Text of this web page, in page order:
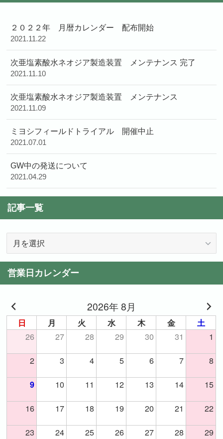
２０２２年 月暦カレンダー 配布開始
2021.11.22
次亜塩素酸水ネオジア製造装置 メンテナンス 完了
2021.11.10
次亜塩素酸水ネオジア製造装置 メンテナンス
2021.11.09
ミヨシフィールドトライアル 開催中止
2021.07.01
GW中の発送について
2021.04.29
記事一覧
一
覧
営業日カレンダー
2026年 8月
日 月 火 水 木 金 土
26 27 28 29 30 31
1
2
3 4 5 6 7 8
9 10 11 12 13 14
15
16
17 18 19 20 21
22
23
24 25 26 27 28
29